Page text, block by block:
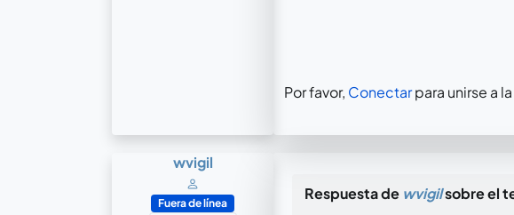
Por favor, Conectarpara unirse a
wvigil
Fuera de línea
Respuesta de wvigilsobre el